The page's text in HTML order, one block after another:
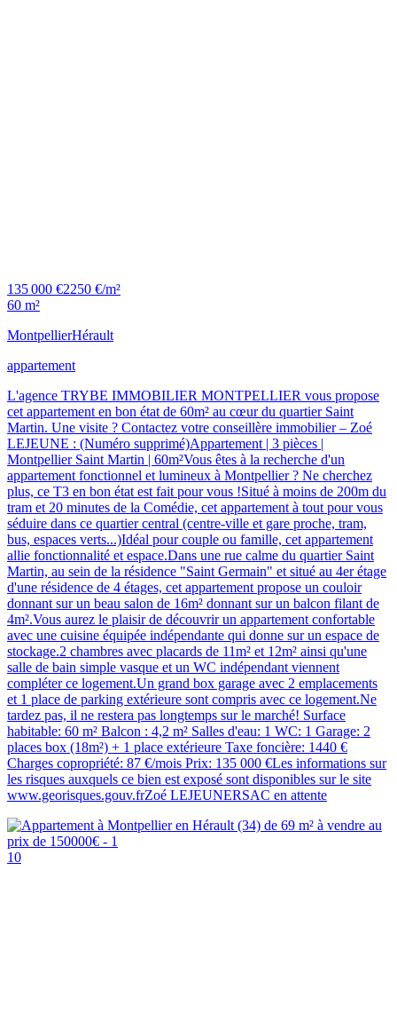
135 000 €2250 €/m²
60 m²
MontpellierHérault
appartement
L'agence TRYBE IMMOBILIER MONTPELLIER vous propose
cet appartement en bon état de 60m² au cœur du quartier Saint
Martin. Une visite ? Contactez votre conseillère immobilier – Zoé
LEJEUNE : (Numéro supprimé)Appartement | 3 pièces |
Montpellier Saint Martin | 60m²Vous êtes à la recherche d'un
appartement fonctionnel et lumineux à Montpellier ? Ne cherchez
plus, ce T3 en bon état est fait pour vous !Situé à moins de 200m du
tram et 20 minutes de la Comédie, cet appartement à tout pour vous
séduire dans ce quartier central (centre-ville et gare proche, tram,
bus, espaces verts...)Idéal pour couple ou famille, cet appartement
allie fonctionnalité et espace.Dans une rue calme du quartier Saint
Martin, au sein de la résidence "Saint Germain" et situé au 4er étage
d'une résidence de 4 étages, cet appartement propose un couloir
donnant sur un beau salon de 16m² donnant sur un balcon filant de
4m².Vous aurez le plaisir de découvrir un appartement confortable
avec une cuisine équipée indépendante qui donne sur un espace de
stockage.2 chambres avec placards de 11m² et 12m² ainsi qu'une
salle de bain simple vasque et un WC indépendant viennent
compléter ce logement.Un grand box garage avec 2 emplacements
et 1 place de parking extérieure sont compris avec ce logement.Ne
tardez pas, il ne restera pas longtemps sur le marché! Surface
habitable: 60 m² Balcon : 4,2 m² Salles d'eau: 1 WC: 1 Garage: 2
places box (18m²) + 1 place extérieure Taxe foncière: 1440 €
Charges copropriété: 87 €/mois Prix: 135 000 €Les informations sur
les risques auxquels ce bien est exposé sont disponibles sur le site
www.georisques.gouv.frZoé LEJEUNERSAC en attente
10